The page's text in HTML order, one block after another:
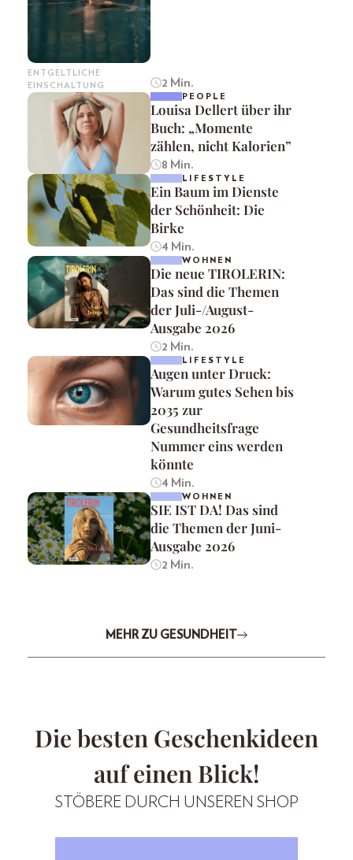
ENTGELTLICHE
EINSCHALTUNG
2 Min.
PEOPLE
Louisa Dellert über ihr
Buch: „Momente
zählen, nicht Kalorien”
8 Min.
LIFESTYLE
Ein Baum im Dienste
der Schönheit: Die
Birke
4 Min.
WOHNEN
Die neue TIROLERIN:
Das sind die Themen
der Juli-/August-
Ausgabe 2026
2 Min.
LIFESTYLE
Augen unter Druck:
Warum gutes Sehen bis
2035 zur
Gesundheitsfrage
Nummer eins werden
könnte
4 Min.
WOHNEN
SIE IST DA! Das sind
die Themen der Juni-
Ausgabe 2026
2 Min.
MEHR ZU GESUNDHEIT
Die besten Geschenkideen
auf einen Blick!
STÖBERE DURCH UNSEREN SHOP